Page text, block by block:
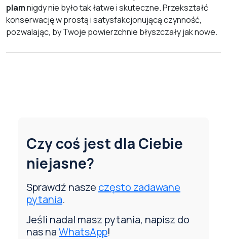
plamnigdy nie było tak łatwe i skuteczne. Przekształć
konserwację w prostą i satysfakcjonującą czynność,
pozwalając, by Twoje powierzchnie błyszczały jak nowe.
Czy coś jest dla Ciebie
niejasne?
Sprawdź nasze często zadawane
pytania.
Jeśli nadal masz pytania, napisz do
nas naWhatsApp!